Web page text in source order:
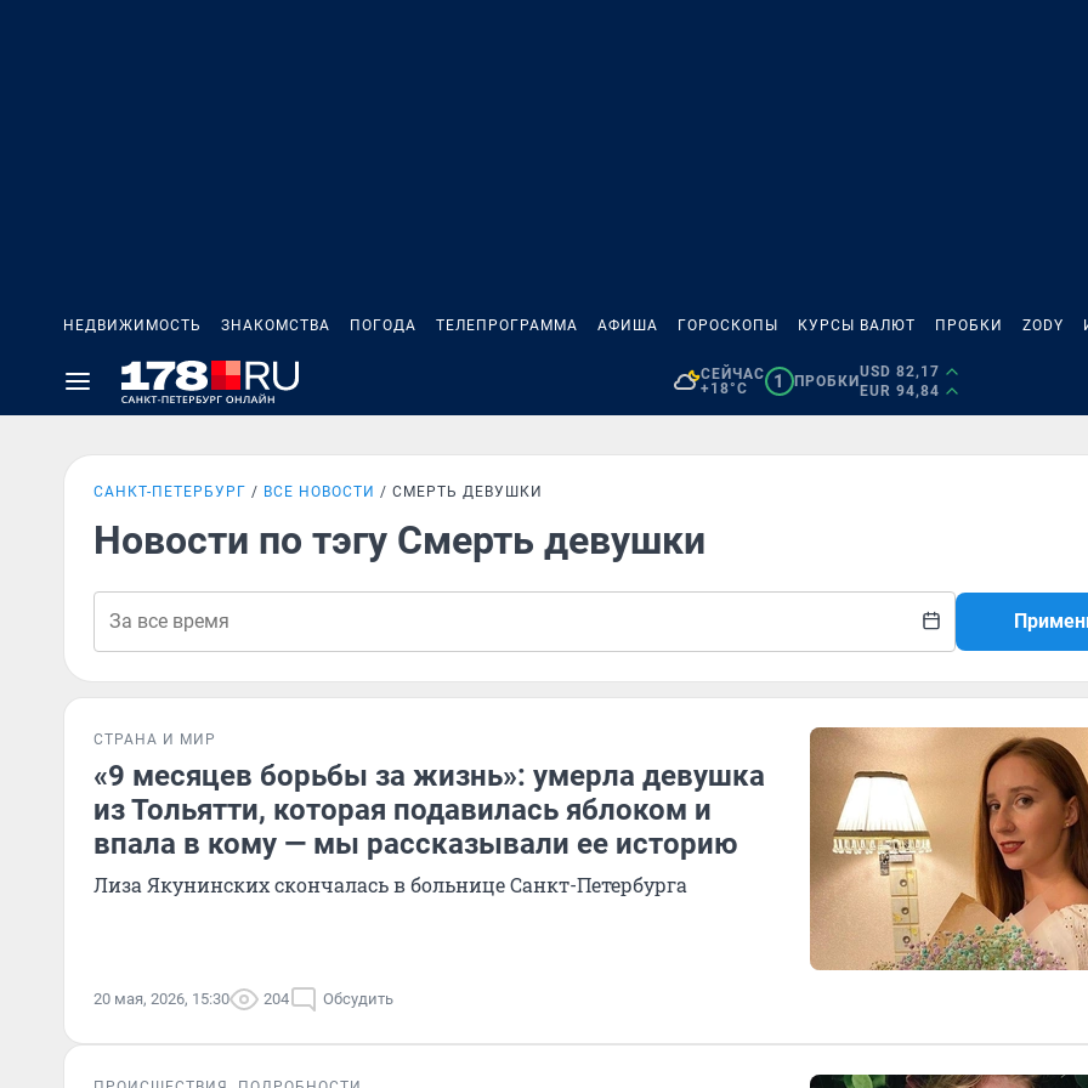
НЕДВИЖИМОСТЬ ЗНАКОМСТВА ПОГОДА ТЕЛЕПРОГРАММА АФИША ГОРОСКОПЫ КУРСЫ ВАЛЮТ ПРОБКИ ZODY
СЕЙЧАС
+18°C
1 ПРОБКИ
USD 82,17
EUR 94,84
САНКТ-ПЕТЕРБУРГ ВСЕ НОВОСТИ СМЕРТЬ ДЕВУШКИ
Новости по тэгу Смерть девушки
СТРАНА И МИР
«9 месяцев борьбы за жизнь»: умерла девушка
из Тольятти, которая подавилась яблоком и
впала в кому — мы рассказывали ее историю
Лиза Якунинских скончалась в больнице Санкт-Петербурга
20 мая, 2026, 15:30 204 Обсудить